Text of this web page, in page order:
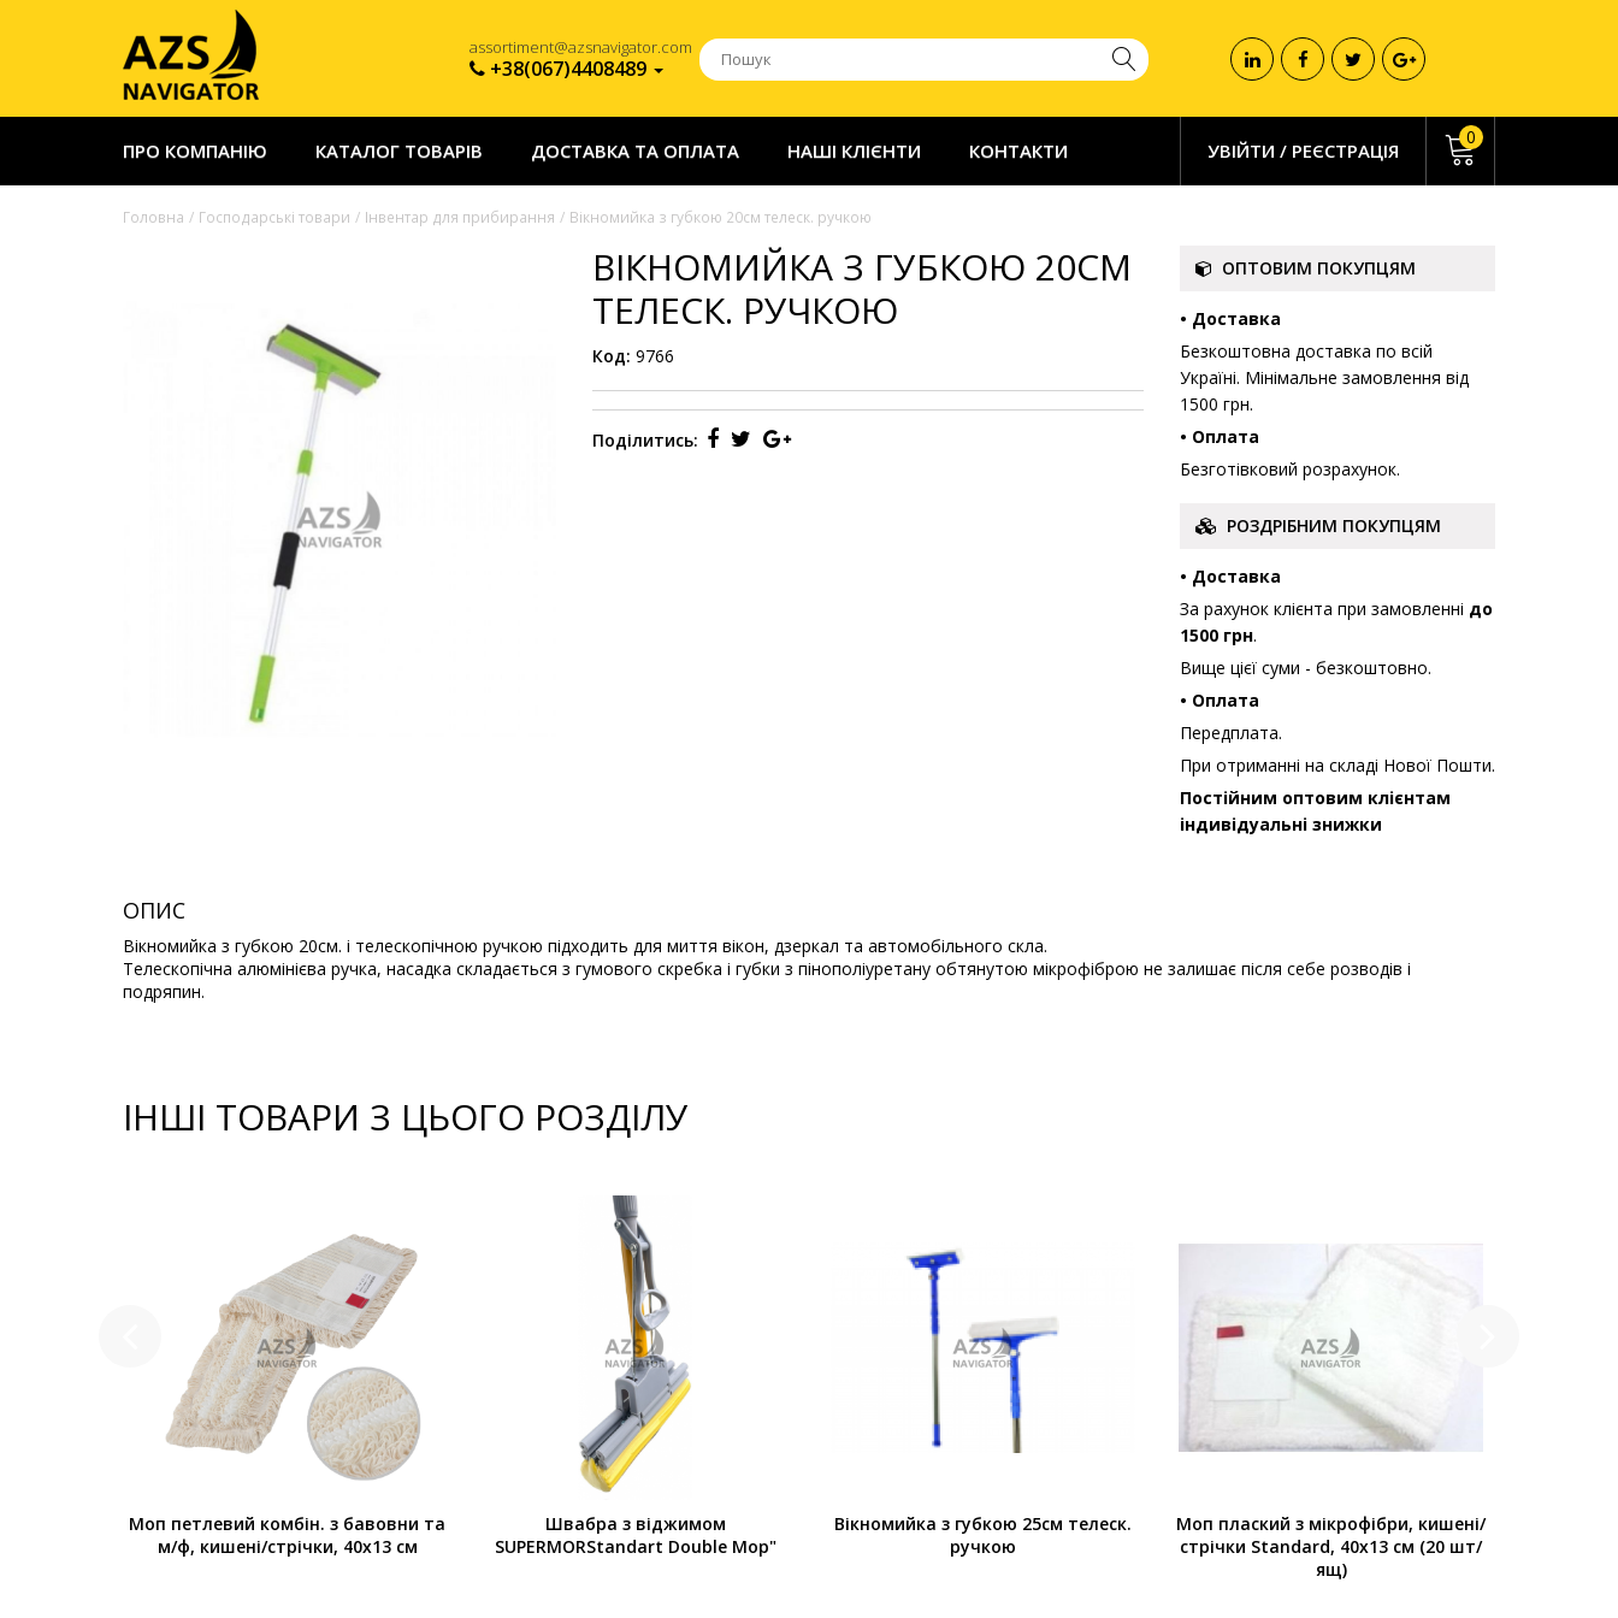
assortiment@azsnavigator.com
+38(067)4408489
ПРО КОМПАНІЮ КАТАЛОГ ТОВАРІВ ДОСТАВКА ТА ОПЛАТА НАШІ КЛІЄНТИ КОНТАКТИ УВІЙТИ / РЕЄСТРАЦІЯ
0
Головна Господарські товари Інвентар для прибирання Вікномийка з губкою 20см телеск. ручкою
ВІКНОМИЙКА З ГУБКОЮ 20СМ
ТЕЛЕСК. РУЧКОЮ
Код: 9766
Поділитись:
ОПТОВИМ ПОКУПЦЯМ
• Доставка
Безкоштовна доставка по всій
Україні. Мінімальне замовлення від
1500 грн.
• Оплата
Безготівковий розрахунок.
РОЗДРІБНИМ ПОКУПЦЯМ
• Доставка
За рахунок клієнта при замовленні до
1500 грн.
Вище цієї суми - безкоштовно.
• Оплата
Передплата.
При отриманні на складі Нової Пошти.
Постійним оптовим клієнтам
індивідуальні знижки
ОПИС
Вікномийка з губкою 20см. і телескопічною ручкою підходить для миття вікон, дзеркал та автомобільного скла.
Телескопічна алюмінієва ручка, насадка складається з гумового скребка і губки з пінополіуретану обтянутою мікрофіброю не залишає після себе розводів і
подряпин.
ІНШІ ТОВАРИ З ЦЬОГО РОЗДІЛУ
Моп петлевий комбін. з бавовни та
м/ф, кишені/стрічки, 40х13 см
Швабра з віджимом
SUPERMORStandart Double Mop"
Вікномийка з губкою 25см телеск.
ручкою
Моп плаский з мікрофібри, кишені/
стрічки Standard, 40х13 см (20 шт/
ящ)